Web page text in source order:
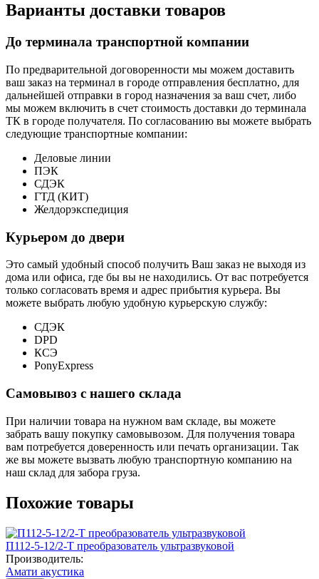
Варианты доставки товаров
До терминала транспортной компании
По предварительной договоренности мы можем доставить
ваш заказ на терминал в городе отправления бесплатно, для
дальнейшей отправки в город назначения за ваш счет, либо
мы можем включить в счет стоимость доставки до терминала
ТК в городе получателя. По согласованию вы можете выбрать
следующие транспортные компании:
Деловые линии
ПЭК
СДЭК
ГТД (КИТ)
Желдорэкспедиция
Курьером до двери
Это самый удобный способ получить Ваш заказ не выходя из
дома или офиса, где бы вы не находились. От вас потребуется
только согласовать время и адрес прибытия курьера. Вы
можете выбрать любую удобную курьерскую службу:
СДЭК
DPD
КСЭ
PonyExpress
Самовывоз с нашего склада
При наличии товара на нужном вам складе, вы можете
забрать вашу покупку самовывозом. Для получения товара
вам потребуется доверенность или печать организации. Так
же вы можете вызвать любую транспортную компанию на
наш склад для забора груза.
Похожие товары
П112-5-12/2-Т преобразователь ультразвуковой
Производитель:
Амати акустика